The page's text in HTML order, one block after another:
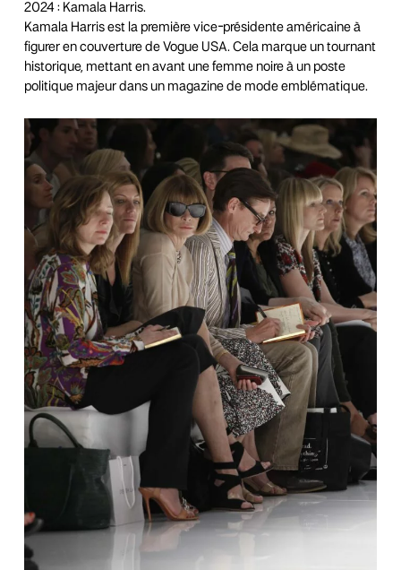
2024 : Kamala Harris.
Kamala Harris est la première vice-présidente américaine à
figurer en couverture de Vogue USA. Cela marque un tournant
historique, mettant en avant une femme noire à un poste
politique majeur dans un magazine de mode emblématique.